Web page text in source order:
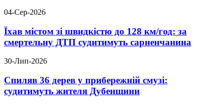
04-Сер-2026
Їхав містом зі швидкістю до 128 км/год: за
смертельну ДТП судитимуть сарненчанина
30-Лип-2026
Спиляв 36 дерев у прибережній смузі:
судитимуть жителя Дубенщини